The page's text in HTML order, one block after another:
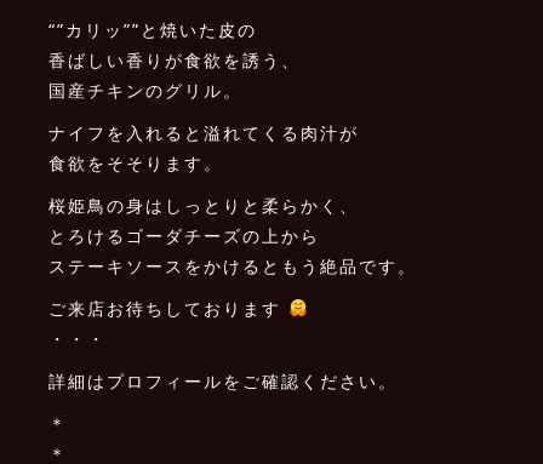
“”カリッ””と焼いた皮の
香ばしい香りが食欲を誘う、
国産チキンのグリル。
ナイフを入れると溢れてくる肉汁が
食欲をそそります。
桜姫鳥の身はしっとりと柔らかく、
とろけるゴーダチーズの上から
ステーキソースをかけるともう絶品です。
ご来店お待ちしております
・・・
詳細はプロフィールをご確認ください。
＊
＊